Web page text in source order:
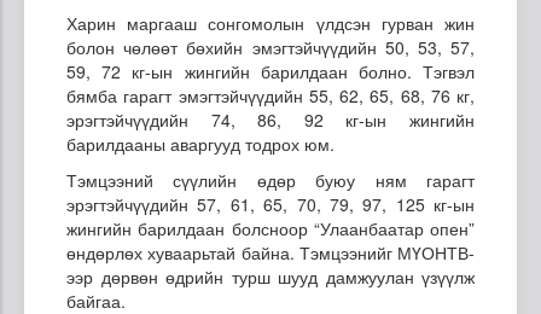
Харин маргааш сонгомолын үлдсэн гурван жин
болон чөлөөт бөхийн эмэгтэйчүүдийн 50, 53, 57,
59, 72 кг-ын жингийн барилдаан болно. Тэгвэл
бямба гарагт эмэгтэйчүүдийн 55, 62, 65, 68, 76 кг,
эрэгтэйчүүдийн 74, 86, 92 кг-ын жингийн
барилдааны аваргууд тодрох юм.
Тэмцээний сүүлийн өдөр буюу ням гарагт
эрэгтэйчүүдийн 57, 61, 65, 70, 79, 97, 125 кг-ын
жингийн барилдаан болсноор “Улаанбаатар опен”
өндөрлөх хуваарьтай байна. Тэмцээнийг МҮОНТВ-
ээр дөрвөн өдрийн турш шууд дамжуулан үзүүлж
байгаа.